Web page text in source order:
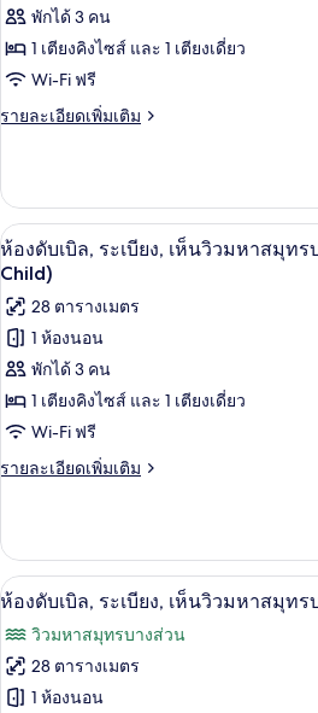
ของ
ห้อง
ดับเบิล,
ระเบียง,
สระ
ว่าย
น้ำ
(2
Adults
+
1
Child)
พักได้ 3 คน
1 เตียงคิงไซส์ และ 1 เตียงเดี่ยว
Wi-Fi ฟรี
รายละเอียดเพิ่มเติม
ราย
เกี่ยว
กับ
ห้อง
ดับเบิล,
ระเบียง,
วิว
สระ
ว่าย
น้ำ
(2
1
Child)
เปิด
ภาพถ่าย
ทั้งหมด
ของ
ห้อง
ดับเบิล,
ระเบียง,
เห็น
มหาสมุทร
บาง
ส่วน
(2
Adults
มินิบ
4
ห้องดับเบิล, ระเบียง, เห็นวิวมหาสมุทร
Child)
28 ตารางเมตร
1 ห้องนอน
พักได้ 3 คน
1 เตียงคิงไซส์ และ 1 เตียงเดี่ยว
Wi-Fi ฟรี
รายละเอียดเพิ่มเติม
ราย
เกี่ยว
กับ
ห้อง
ระเบียง,
เห็น
วิว
มหาสมุทร
เปิด
ภาพถ่าย
ทั้งหมด
ของ
มินิบ
4
ห้องดับเบิล, ระเบียง, เห็นวิวมหาสมุทร
วิวมหาสมุทรบางส่วน
28 ตารางเมตร
1 ห้องนอน